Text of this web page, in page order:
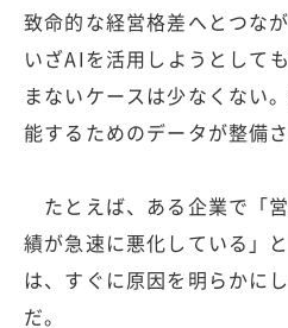
致命的な経営格差へとつな
いざAIを活用しようとして
まないケースは少なくない
能するためのデータが整備
たとえば、ある企業で「
績が急速に悪化している」
は、すぐに原因を明らかに
だ。